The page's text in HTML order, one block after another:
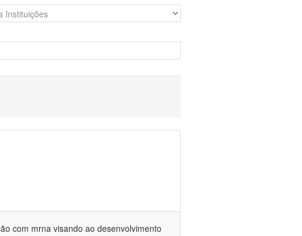
com mrna visando ao desenvolvimento